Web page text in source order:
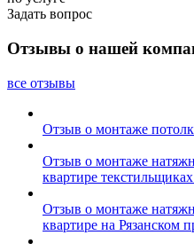
Задать вопрос
Отзывы о нашей
все отзывы
Отзыв о монтаже
Отзыв о монтаже
квартире
Отзыв о монтаже
квартире на Рязанском